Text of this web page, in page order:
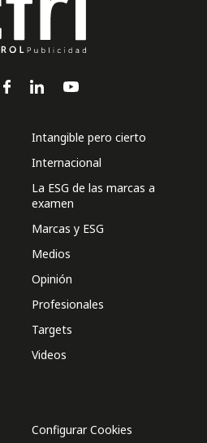
Intangible pero cierto
Internacional
La ESG de las marcas a
examen
Marcas y ESG
Medios
Opinión
Profesionales
Targets
Videos
Configurar Cookies